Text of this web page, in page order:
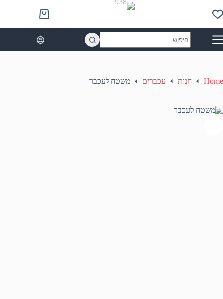
to
content
Shopping
cart
results
Home חנות עכברים משטח לעכבר